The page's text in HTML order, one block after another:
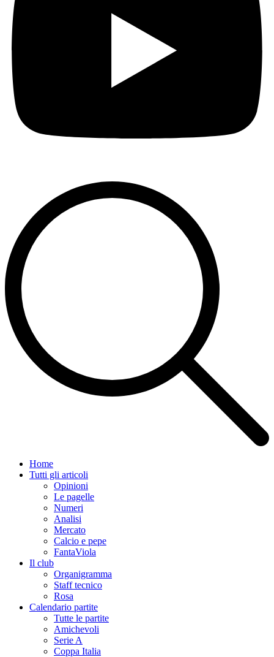
Home
Tutti gli articoli
Opinioni
Le pagelle
Numeri
Analisi
Mercato
Calcio e pepe
FantaViola
Il club
Organigramma
Staff tecnico
Rosa
Calendario partite
Tutte le partite
Amichevoli
Serie A
Coppa Italia